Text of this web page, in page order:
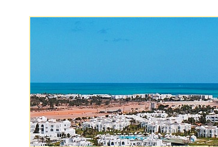
Kanada
Kolumbia
Madagaszkár